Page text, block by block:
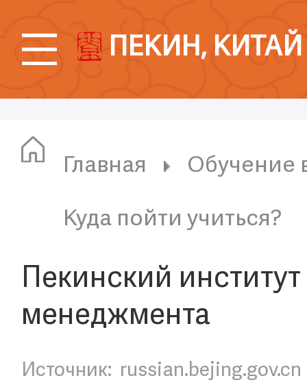
ПЕКИН, КИТАЙ
Главная
Обучение
Куда пойти учиться?
Пекинский
менеджмента
Источник: russian.bejing.gov.cn